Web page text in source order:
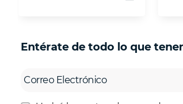
Entérate de todo lo que